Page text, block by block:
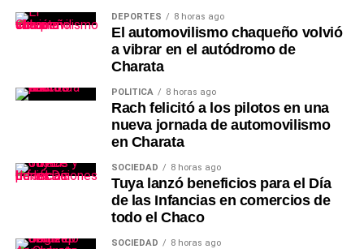
DEPORTES 8 horas ago
El automovilismo chaqueño volvió
a vibrar en el autódromo de
Charata
POLÍTICA 8 horas ago
Rach felicitó a los pilotos en una
nueva jornada de automovilismo
en Charata
SOCIEDAD 8 horas ago
Tuya lanzó beneficios para el Día
de las Infancias en comercios de
todo el Chaco
SOCIEDAD 8 horas ago